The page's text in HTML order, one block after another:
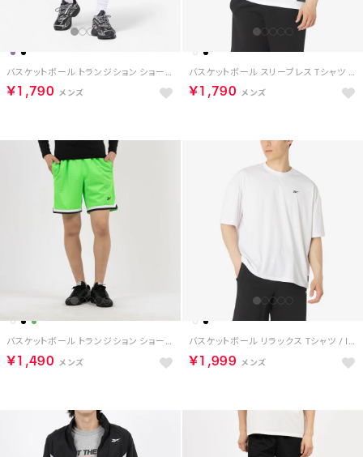
バスケットボール トランジション ショーツ / REEBOK BASKETBALL TRANSITION SHORT （ブラック）
￥1,790
バスケットボール スリーブレス Tシャツ / ID BASKETBALL SLEEVELESS T-SHIRT （ホワイト）
￥1,790
バスケットボール トランジション ショーツ / BASKETBALL TRANSITION SHORT （ライム）
￥1,490
バスケットボール リラックス Tシャツ / ID BASKETBALL RELAXED T-SHIRT （ホワイト）
￥1,999